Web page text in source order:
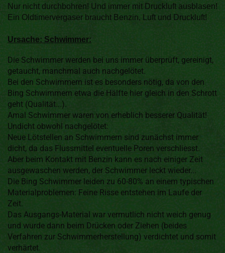
Nur nicht durchbohren! Und immer mit Druckluft ausblasen!
Ein Oldtimervergaser braucht Benzin, Luft und Druckluft!
Ursache: Schwimmer:
Die Schwimmer werden bei uns immer überprüft, gereinigt,
getaucht, manchmal auch nachgelötet.
Bei den Schwimmern ist es besonders nötig, da von den
Bing Schwimmern etwa die Hälfte hier gleich in den Schrott
geht (Qualität...).
Amal Schwimmer waren von erheblich besserer Qualität!
Undicht obwohl nachgelötet:
Neue Lötstellen an Schwimmern sind zunächst immer
dicht, da das Flussmittel eventuelle Poren verschliesst.
Aber beim Kontakt mit Benzin kann es nach einiger Zeit
ausgewaschen werden, der Schwimmer leckt wieder...
Die Bing Schwimmer leiden zu 60-80% an einem typischen
Materialproblemen: Feine Risse entstehen im Laufe der
Zeit.
Das Ausgangs-Material war vermutlich nicht weich genug
und wurde dann beim Drücken oder Ziehen (beides
Verfahren zur Schwimmerherstellung) verdichtet und somit
verhärtet.